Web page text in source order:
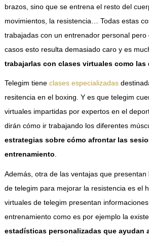
brazos, sino que se entrena el resto del
movimientos, la resistencia… Todas estas
trabajadas con un entrenador personal
casos esto resulta demasiado caro y es
trabajarlas con clases virtuales como las
Telegim tiene clases especializadas
resitencia en el boxing. Y es que telegim
virtuales impartidas por expertos en el
dirán cómo ir trabajando los diferentes
estrategias sobre cómo afrontar las
entrenamiento.
Además, otra de las ventajas que presentan
de telegim para mejorar la resistencia es el
virtuales de telegim presentan
entrenamiento como es por ejemplo la
estadísticas personalizadas que ayudan